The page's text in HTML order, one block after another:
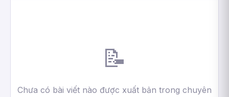
📝
Chưa có bài viết nào được xuất bản trong chuyên